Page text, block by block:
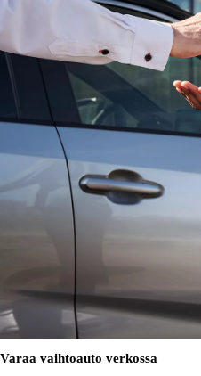
Varaa vaihtoauto verkossa